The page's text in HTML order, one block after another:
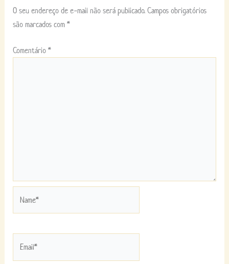
O seu endereço de e-mail não será publicado. Campos obrigatórios
são marcados com*
Comentário*